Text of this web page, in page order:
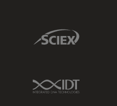
Sciex Link
IDT Link